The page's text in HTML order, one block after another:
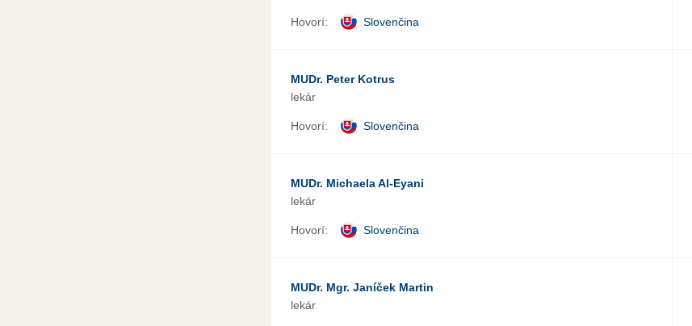
Hovorí: Slovenčina
MUDr. Peter Kotrus
lekár
Hovorí: Slovenčina
MUDr. Michaela Al-Eyani
lekár
Hovorí: Slovenčina
MUDr. Mgr. Janíček Martin
lekár